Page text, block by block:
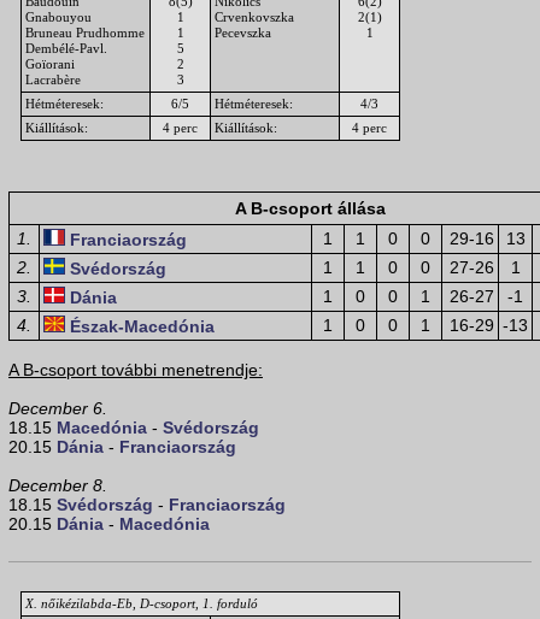
Gnabouyou
Bruneau Prudhomme
Dembélé-Pavl.
Goïorani
Lacrabère
1
1
5
2
3
Crvenkovszka
Pecevszka
2(1)
1
Hétméteresek: 6/5 Hétméteresek:
4/3
Kiállítások:
4 perc Kiállítások: 4 perc
A B-csoport állása
1.
Franciaország 1 1 0 0 29-16
13
2.
Svédország 1 1 0 0 27-26
1
3.
Dánia 1 0 0 1 26-27
-1
4.
Észak-Macedónia 1 0 0 1 16-29 -13
A B-csoport további menetrendje:
December 6.
18.15 Macedónia - Svédország
20.15 Dánia - Franciaország
December 8.
18.15 Svédország - Franciaország
20.15 Dánia - Macedónia
X. nőikézilabda-Eb, D-csoport, 1. forduló